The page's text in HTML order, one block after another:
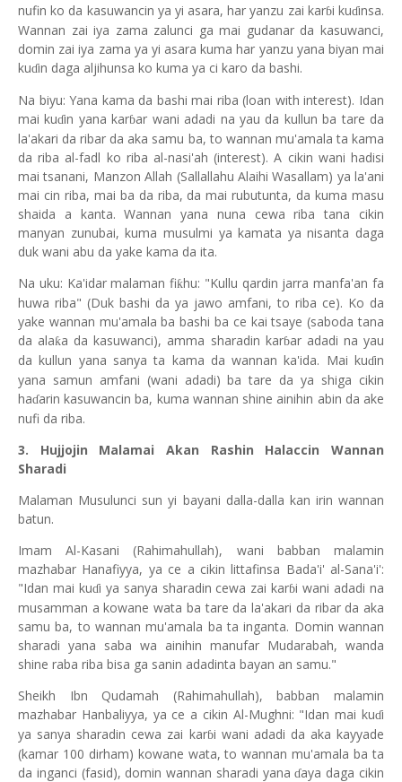
nufin ko da kasuwancin ya yi asara, har yanzu zai karɓi kuɗinsa.
Wannan zai iya zama zalunci ga mai gudanar da kasuwanci,
domin zai iya zama ya yi asara kuma har yanzu yana biyan mai
kuɗin daga aljihunsa ko kuma ya ci karo da bashi.
Na biyu: Yana kama da bashi mai riba (loan with interest). Idan
mai kuɗin yana karɓar wani adadi na yau da kullun ba tare da
la'akari da ribar da aka samu ba, to wannan mu'amala ta kama
da riba al-fadl ko riba al-nasi'ah (interest). A cikin wani hadisi
mai tsanani, Manzon Allah (Sallallahu Alaihi Wasallam) ya la'ani
mai cin riba, mai ba da riba, da mai rubutunta, da kuma masu
shaida a kanta. Wannan yana nuna cewa riba tana cikin
manyan zunubai, kuma musulmi ya kamata ya nisanta daga
duk wani abu da yake kama da ita.
Na uku: Ka'idar malaman fiƙhu: "Kullu qardin jarra manfa'an fa
huwa riba" (Duk bashi da ya jawo amfani, to riba ce). Ko da
yake wannan mu'amala ba bashi ba ce kai tsaye (saboda tana
da alaƙa da kasuwanci), amma sharadin karɓar adadi na yau
da kullun yana sanya ta kama da wannan ka'ida. Mai kuɗin
yana samun amfani (wani adadi) ba tare da ya shiga cikin
haɗarin kasuwancin ba, kuma wannan shine ainihin abin da ake
nufi da riba.
3. Hujjojin Malamai Akan Rashin Halaccin Wannan
Sharadi
Malaman Musulunci sun yi bayani dalla-dalla kan irin wannan
batun.
Imam Al-Kasani (Rahimahullah), wani babban malamin
mazhabar Hanafiyya, ya ce a cikin littafinsa Bada'i' al-Sana'i':
"Idan mai kuɗi ya sanya sharadin cewa zai karɓi wani adadi na
musamman a kowane wata ba tare da la'akari da ribar da aka
samu ba, to wannan mu'amala ba ta inganta. Domin wannan
sharadi yana saba wa ainihin manufar Mudarabah, wanda
shine raba riba bisa ga sanin adadinta bayan an samu."
Sheikh Ibn Qudamah (Rahimahullah), babban malamin
mazhabar Hanbaliyya, ya ce a cikin Al-Mughni: "Idan mai kuɗi
ya sanya sharadin cewa zai karɓi wani adadi da aka kayyade
(kamar 100 dirham) kowane wata, to wannan mu'amala ba ta
da inganci (fasid), domin wannan sharadi yanaɗaya daga cikin